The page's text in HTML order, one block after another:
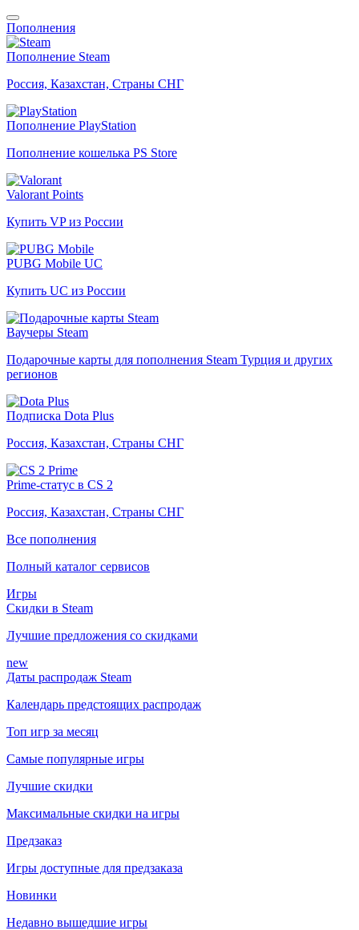
Пополнения
Пополнение Steam
Россия, Казахстан, Страны СНГ
Пополнение PlayStation
Пополнение кошелька PS Store
Valorant Points
Купить VP из России
PUBG Mobile UC
Купить UC из России
Ваучеры Steam
Подарочные карты для пополнения Steam Турция и других
регионов
Подписка Dota Plus
Россия, Казахстан, Страны СНГ
Prime-статус в CS 2
Россия, Казахстан, Страны СНГ
Все пополнения
Полный каталог сервисов
Игры
Скидки в Steam
Лучшие предложения со скидками
new
Даты распродаж Steam
Календарь предстоящих распродаж
Топ игр за месяц
Самые популярные игры
Лучшие скидки
Максимальные скидки на игры
Предзаказ
Игры доступные для предзаказа
Новинки
Недавно вышедшие игры